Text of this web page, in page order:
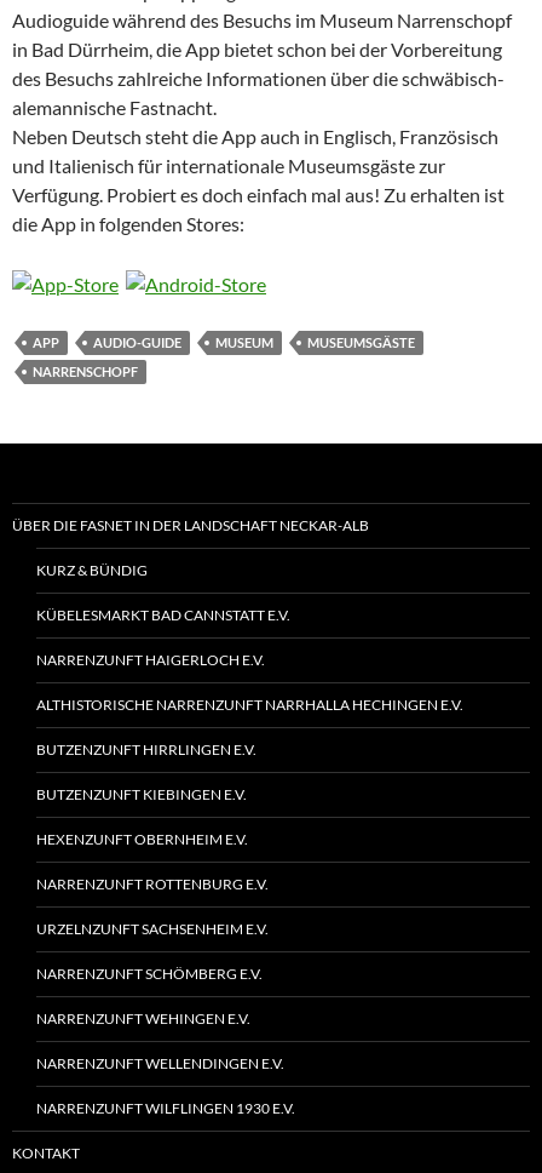
Audioguide während des Besuchs im Museum Narrenschopf
in Bad Dürrheim, die App bietet schon bei der Vorbereitung
des Besuchs zahlreiche Informationen über die schwäbisch-
alemannische Fastnacht.
Neben Deutsch steht die App auch in Englisch, Französisch
und Italienisch für internationale Museumsgäste zur
Verfügung. Probiert es doch einfach mal aus! Zu erhalten ist
die App in folgenden Stores:
APP AUDIO-GUIDE MUSEUM
MUSEUMSGÄSTE
NARRENSCHOPF
ÜBER DIE FASNET IN DER LANDSCHAFT NECKAR-ALB
KURZ & BÜNDIG
KÜBELESMARKT BAD CANNSTATT E.V.
NARRENZUNFT HAIGERLOCH E.V.
ALTHISTORISCHE NARRENZUNFT NARRHALLA HECHINGEN E.V.
BUTZENZUNFT HIRRLINGEN E.V.
BUTZENZUNFT KIEBINGEN E.V.
HEXENZUNFT OBERNHEIM E.V.
NARRENZUNFT ROTTENBURG E.V.
URZELNZUNFT SACHSENHEIM E.V.
NARRENZUNFT SCHÖMBERG E.V.
NARRENZUNFT WEHINGEN E.V.
NARRENZUNFT WELLENDINGEN E.V.
NARRENZUNFT WILFLINGEN 1930 E.V.
KONTAKT